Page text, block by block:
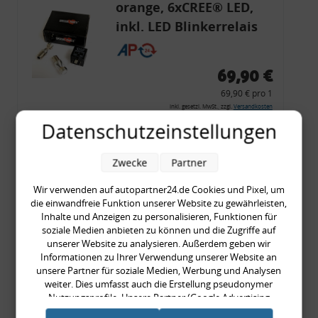
orange, 6xCREE® LED,
inkl. LED Blinkerrelais
CF 14
69,90 €
69,90 € pro 1
inkl. gesetzl. MwSt., zzgl. Versandkosten
Merkzettel
Zum Artikel
Rückleuchtenband mit
Blinker, rot, US-Ecken,
Audi 80 Cabrio, Typ 89,
OE-Nr.: 8G0945225 +
8G0945225C
999,99 €
Datenschutzeinstellungen
Wir verwenden auf autopartner24.de Cookies und Pixel, um
die einwandfreie Funktion unserer Website zu gewährleisten,
Inhalte und Anzeigen zu personalisieren, Funktionen für
soziale Medien anbieten zu können und die Zugriffe auf
unserer Website zu analysieren. Außerdem geben wir
Informationen zu Ihrer Verwendung unserer Website an
unsere Partner für soziale Medien, Werbung und Analysen
weiter. Dies umfasst auch die Erstellung pseudonymer
Nutzungsprofile. Unsere Partner (Google Advertising
Products) führen diese Informationen möglicherweise mit
Zwecke Partner